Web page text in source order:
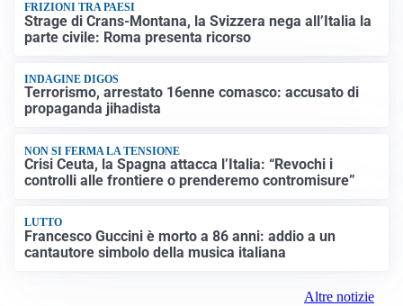
FRIZIONI TRA PAESI
Strage di Crans-Montana, la Svizzera nega all’Italia la
parte civile: Roma presenta ricorso
INDAGINE DIGOS
Terrorismo, arrestato 16enne comasco: accusato di
propaganda jihadista
NON SI FERMA LA TENSIONE
Crisi Ceuta, la Spagna attacca l’Italia: “Revochi i
controlli alle frontiere o prenderemo contromisure”
LUTTO
Francesco Guccini è morto a 86 anni: addio a un
cantautore simbolo della musica italiana
Altre notizie